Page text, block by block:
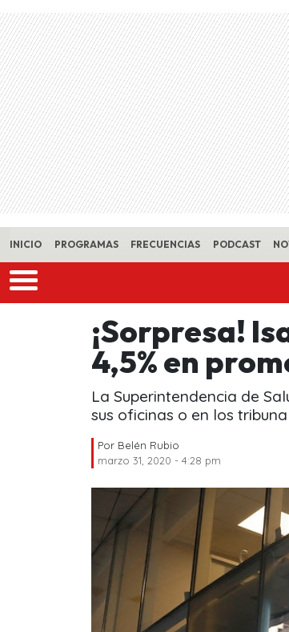
Skip to main content
INICIO PROGRAMAS FRECUENCIAS PODCAST
¡Sorpresa!
4,5% en
La Superintendencia de
sus oficinas o en los
Por Belén Rubio
marzo 31, 2020 - 4:28 pm